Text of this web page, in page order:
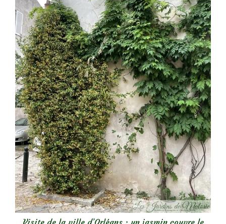
Visite de la ville d’Orléans : un jasmin couvre le